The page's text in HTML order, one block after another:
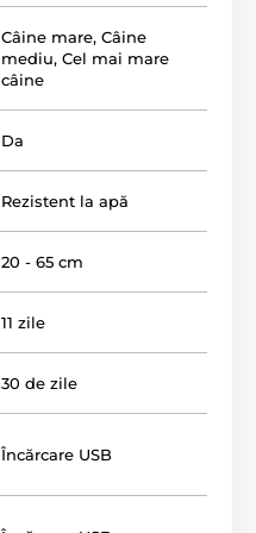
Câine mare, Câine
mediu, Cel mai mare
câine
Da
Rezistent la apă
20 - 65 cm
11 zile
30 de zile
Încărcare USB